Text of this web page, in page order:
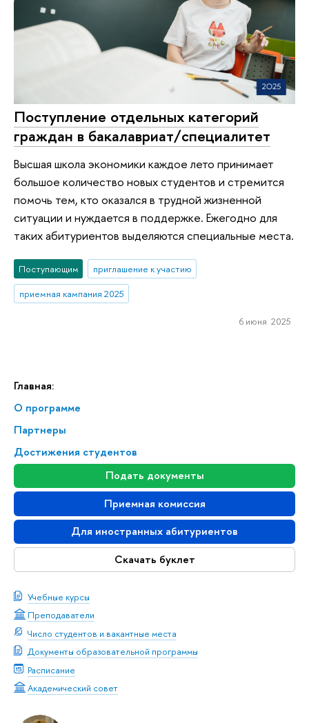
Главная:
О программе
Партнеры
Достижения студентов
Подать документы
Приемная комиссия
Для иностранных абитуриентов
Скачать буклет
Учебные курсы
Преподаватели
Число студентов и вакантные места
Документы образовательной программы
Расписание
Академический совет
Поступление отдельных категорий
граждан в бакалавриат/специалитет
Высшая школа экономики каждое лето принимает
большое количество новых студентов и стремится
помочь тем, кто оказался в трудной жизненной
ситуации и нуждается в поддержке. Ежегодно для
таких абитуриентов выделяются специальные места.
Поступающим
приглашение к участию
приемная кампания 2025
6 июня 2025